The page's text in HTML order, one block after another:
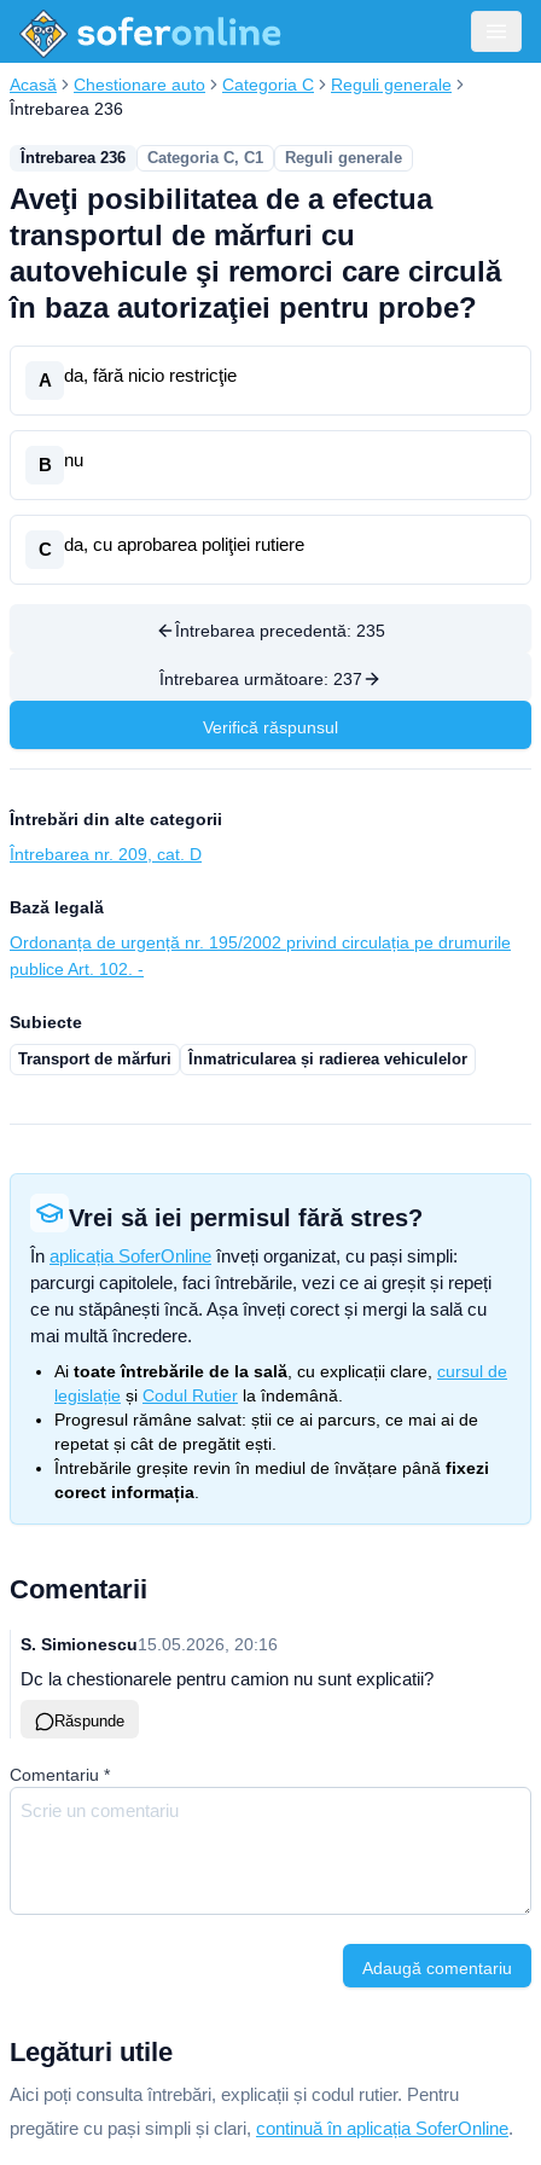
Acasă Chestionare auto Categoria C
Reguli generale
Întrebarea 236
Întrebarea 236 Categoria C, C1 Reguli generale
Aveţi posibilitatea de a efectua
transportul de mărfuri cu
autovehicule şi remorci care circulă
în baza autorizaţiei pentru probe?
A da, fără nicio restricţie
B nu
C da, cu aprobarea poliţiei rutiere
Întrebarea precedentă: 235
Întrebarea următoare: 237
Verifică răspunsul
Întrebări din alte categorii
Întrebarea nr. 209, cat. D
Bază legală
Ordonanța de urgență nr. 195/2002 privind circulația pe drumurile
publice Art. 102. -
Subiecte
Transport de mărfuri Înmatricularea și radierea vehiculelor
Vrei să iei permisul fără stres?
În aplicația SoferOnline înveți organizat, cu pași simpli:
parcurgi capitolele, faci întrebările, vezi ce ai greșit și repeți
ce nu stăpânești încă. Așa înveți corect și mergi la sală cu
mai multă încredere.
Ai toate întrebările de la sală , cu explicații clare, cursul de
legislație și Codul Rutier la îndemână.
Progresul rămâne salvat: știi ce ai parcurs, ce mai ai de
repetat și cât de pregătit ești.
Întrebările greșite revin în mediul de învățare până fixezi
corect informația
Comentarii
S. Simionescu15.05.2026, 20:16
Dc la chestionarele pentru camion nu sunt explicatii?
Răspunde
Comentariu *
Adaugă comentariu
Legături utile
Aici poți consulta întrebări, explicații și codul rutier. Pentru
pregătire cu pași simpli și clari, continuă în aplicația SoferOnline.